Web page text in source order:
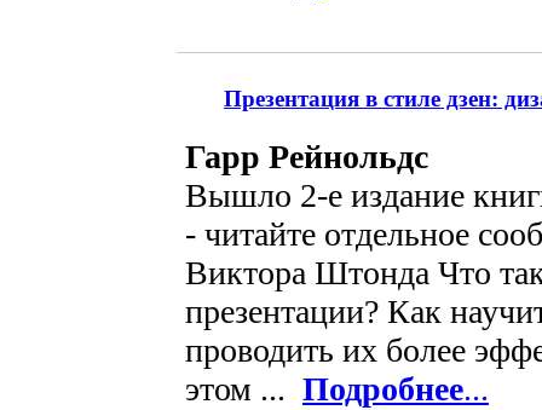
Презентация в стиле дзен:
Гарр Рейнольдс
Вышло 2-е издание
- читайте отдельное
Виктора Штонда Что
презентации? Как
проводить их более
этом ... Подробнее...